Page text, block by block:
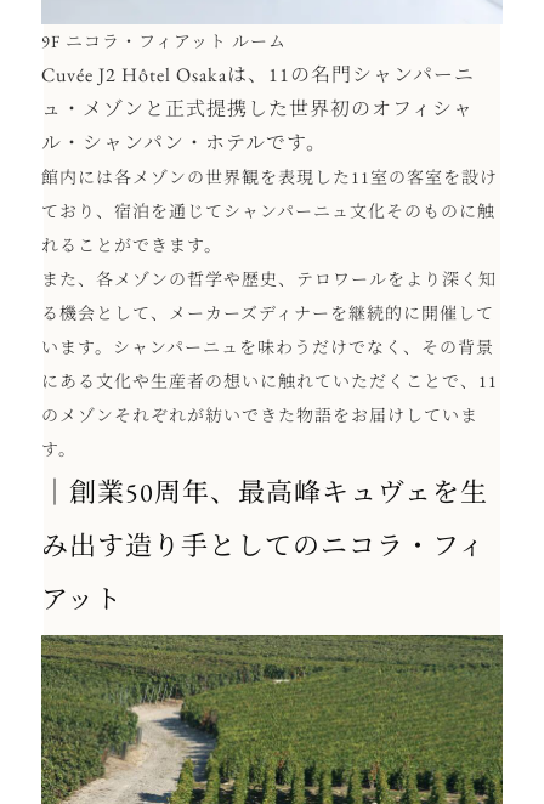
9F ニコラ・フィアット ルーム
Cuvée J2 Hôtel Osakaは、11の名門シャンパーニ
ュ・メゾンと正式提携した世界初のオフィシャ
ル・シャンパン・ホテルです。
館内には各メゾンの世界観を表現した11室の客室を設け
ており、宿泊を通じてシャンパーニュ文化そのものに触
れることができます。
また、各メゾンの哲学や歴史、テロワールをより深く知
る機会として、メーカーズディナーを継続的に開催して
います。シャンパーニュを味わうだけでなく、その背景
にある文化や生産者の想いに触れていただくことで、11
のメゾンそれぞれが紡いできた物語をお届けしていま
す。
創業50周年、最高峰キュヴェを生
み出す造り手としてのニコラ・フィ
アット